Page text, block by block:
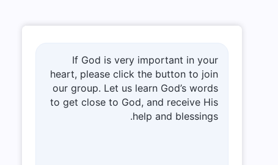
If God is very important in your
heart, please click the button to join
our group. Let us learn God’s words
to get close to God, and receive His
help and blessings.